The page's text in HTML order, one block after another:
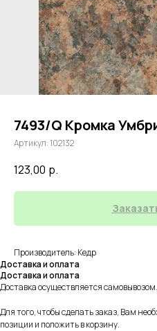
7493/Q Кромка
Артикул:102132
123,00 р.
Производитель: Кедр
Доставка и оплата
Доставка и оплата
Доставка осуществляется самовывозом.
Для того, чтобы сделать заказ, Вам
позиции и положить в корзину.